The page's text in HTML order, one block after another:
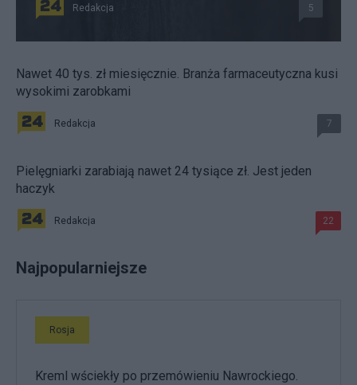
Redakcja 5
Nawet 40 tys. zł miesięcznie. Branża farmaceutyczna kusi
wysokimi zarobkami
Redakcja 7
Pielęgniarki zarabiają nawet 24 tysiące zł. Jest jeden
haczyk
Redakcja 22
Najpopularniejsze
Rosja
Kreml wściekły po przemówieniu Nawrockiego.